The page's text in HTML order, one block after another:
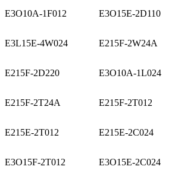
E3O10A-1F012 E3O15E-2D110
E3L15E-4W024 E215F-2W24A
E215F-2D220 E3O10A-1L024
E215F-2T24A E215F-2T012
E215E-2T012 E215E-2C024
E3O15F-2T012 E3O15E-2C024